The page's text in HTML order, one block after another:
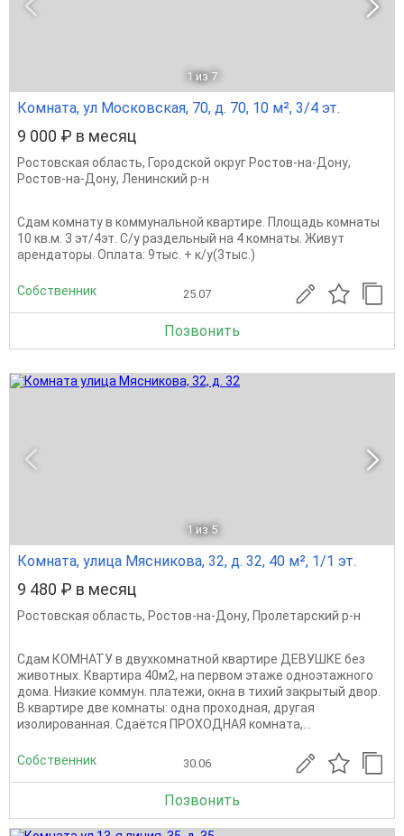
1 из 7
Комната, ул Московская, 70, д. 70, 10 м², 3/4 эт.
9 000 ₽ в месяц
Ростовская область, Городской округ Ростов-на-Дону,
Ростов-на-Дону, Ленинский р-н
Сдам комнату в коммунальной квартире. Площадь комнаты
10 кв.м. 3 эт/4эт. С/у раздельный на 4 комнаты. Живут
арендаторы. Оплата: 9тыс. + к/у(3тыс.)
Собственник 25.07
Позвонить
1 из 5
Комната, улица Мясникова, 32, д. 32, 40 м², 1/1 эт.
9 480 ₽ в месяц
Ростовская область, Ростов-на-Дону, Пролетарский р-н
Сдам КОМНАТУ в двухкомнатной квартире ДЕВУШКЕ без
животных. Квартира 40м2, на первом этаже одноэтажного
дома. Низкие коммун. платежи, окна в тихий закрытый двор.
В квартире две комнаты: одна проходная, другая
изолированная. Сдаётся ПРОХОДНАЯ комната,...
Собственник 30.06
Позвонить